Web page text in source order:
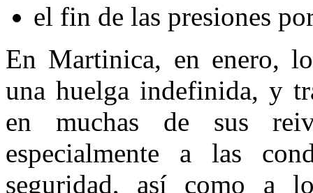
el fin de las presiones
En Martinica, en enero,
una huelga indefinida, y
en muchas de sus
especialmente a las
seguridad, así como a